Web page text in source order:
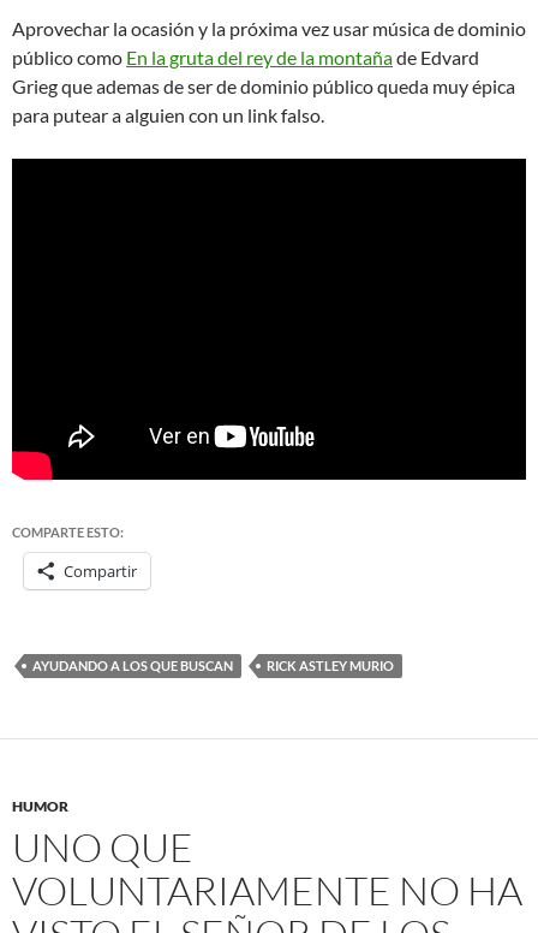
Aprovechar la ocasión y la próxima vez usar música de dominio
público como En la gruta del rey de la montañade Edvard
Grieg que ademas de ser de dominio público queda muy épica
para putear a alguien con un link falso.
COMPARTE ESTO:
Compartir
AYUDANDO A LOS QUE BUSCAN RICK ASTLEY MURIO
HUMOR
UNO QUE
VOLUNTARIAMENTE NO HA